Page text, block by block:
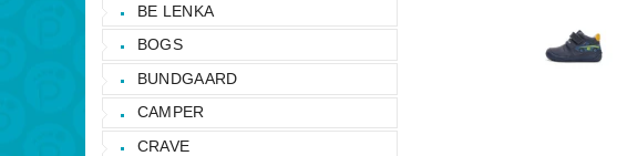
BE LENKA
BOGS
BUNDGAARD
CAMPER
CRAVE